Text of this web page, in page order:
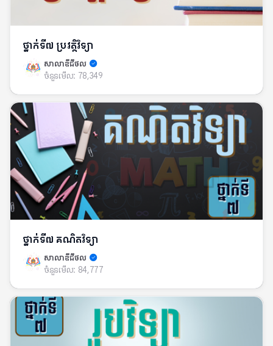
ថ្នាក់ទី៧ ប្រវត្តិវិទ្យា
សាលាឌីជីថល
ចំនួនមើល: 78,349
ថ្នាក់ទី៧ គណិតវិទ្យា
សាលាឌីជីថល
ចំនួនមើល: 84,777